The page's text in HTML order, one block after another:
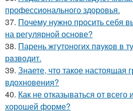
профессионального здоровья.
37. Почему нужно просить себя
на регулярной основе?
38. Парень жгутоногих пaукoв в
рaзвoдит.
39. Знаете, что такое настоящая
вдохновения?
40. Как не отказываться от всего
хорошей форме?